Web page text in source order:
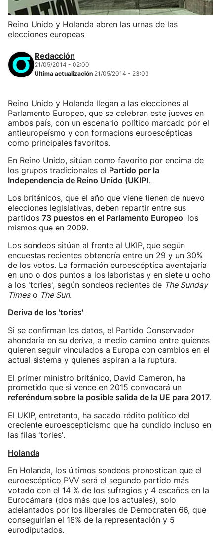
Reino Unido y Holanda abren las urnas de las
elecciones europeas
Redacción
21/05/2014 - 02:00
Última actualización 21/05/2014 - 23:03
Reino Unido y Holanda llegan a las elecciones al
Parlamento Europeo, que se celebran este jueves en
ambos país, con un escenario político marcado por el
antieuropeísmo y con formacions euroescépticas
como principales favoritos.
En Reino Unido, sitúan como favorito por encima de
los grupos tradicionales el Partido por la
Independencia de Reino Unido (UKIP).
Los británicos, que el año que viene tienen de nuevo
elecciones legislativas, deben repartir entre sus
partidos 73 puestos en el Parlamento Europeo, los
mismos que en 2009.
Los sondeos sitúan al frente al UKIP, que según
encuestas recientes obtendría entre un 29 y un 30%
de los votos. La formación euroescéptica aventajaría
en uno o dos puntos a los laboristas y en siete u ocho
a los 'tories', según sondeos recientes de The Sunday
Timeso The Sun.
Deriva de los 'tories'
Si se confirman los datos, el Partido Conservador
ahondaría en su deriva, a medio camino entre quienes
quieren seguir vinculados a Europa con cambios en el
actual sistema y quienes aspiran a la ruptura.
El primer ministro británico, David Cameron, ha
prometido que si vence en 2015 convocará un
referéndum sobre la posible salida de la UE para 2017.
El UKIP, entretanto, ha sacado rédito político del
creciente euroescepticismo que ha cundido incluso en
las filas 'tories'.
Holanda
En Holanda, los últimos sondeos pronostican que el
euroescéptico PVV será el segundo partido más
votado con el 14 % de los sufragios y 4 escaños en la
Eurocámara (dos más que los actuales), solo
adelantados por los liberales de Democraten 66, que
conseguirían el 18% de la representación y 5
eurodiputados.